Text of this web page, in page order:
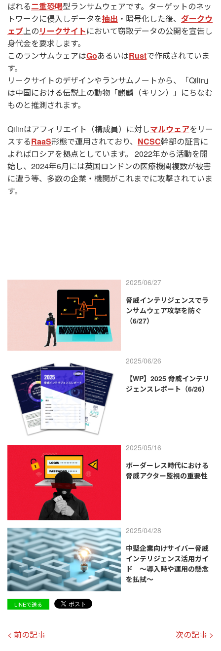
ばれる二重恐喝型ランサムウェアです。ターゲットのネッ
トワークに侵入しデータを抽出 ・暗号化した後、 ダークウ
ェブ上のリークサイトにおいて窃取データの公開を宣告し
身代金を要求します。
このランサムウェアはGoあるいはRustで作成されていま
す。
リークサイトのデザインやランサムノートから、「Qilin」
は中国における伝説上の動物「麒麟（キリン）」にちなむ
ものと推測されます。
Qilinはアフィリエイト（構成員）に対しマルウェアをリー
スするRaaS形態で運用されており、 NCSC幹部の証言に
よればロシアを拠点としています。 2022年から活動を開
始し、2024年6月には英国ロンドンの医療機関複数が被害
に遭う等、多数の企業・機関がこれまでに攻撃されていま
す。
2025/06/27
脅威インテリジェンスでラ
ンサムウェア攻撃を防ぐ
（6/27）
2025/06/26
【WP】2025 脅威インテリ
ジェンスレポート（6/26）
2025/05/16
ボーダーレス時代における
脅威アクター監視の重要性
2025/04/28
中堅企業向けサイバー脅威
インテリジェンス活用ガイ
ド ～導入時や運用の懸念
を払拭～
LINEで送る
< 前の記事 次の記事 >